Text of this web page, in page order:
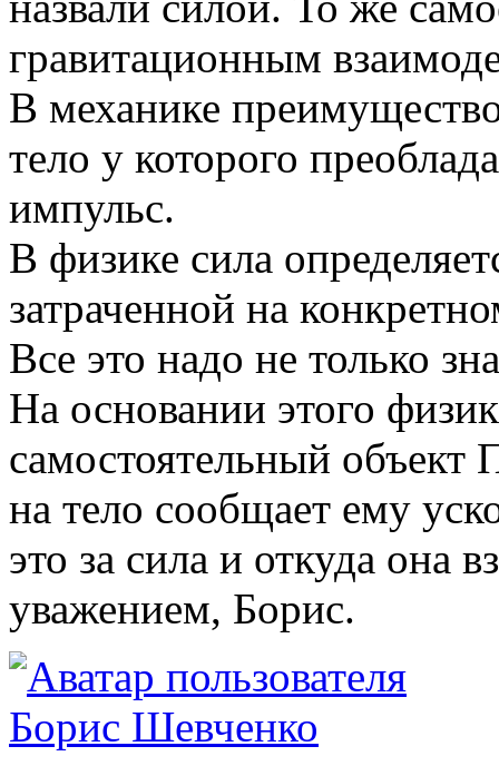
гравитационным
В механике
тело у которого
импульс.
В физике сила
затраченной на
Все это надо не только
На основании этого
самостоятельный
на тело сообщает ему
это за сила и откуда она
уважением, Борис.
Борис Шевченко